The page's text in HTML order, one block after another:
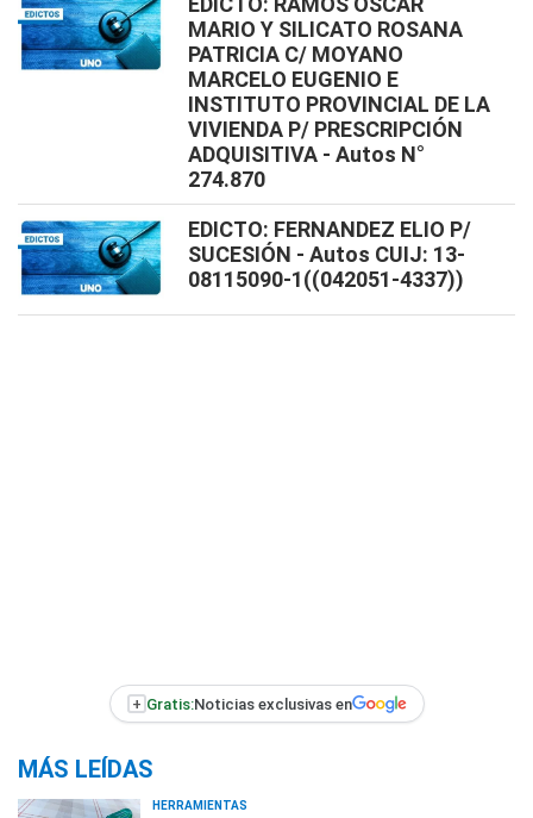
MARIO Y SILICATO ROSANA
PATRICIA C/ MOYANO
MARCELO EUGENIO E
INSTITUTO PROVINCIAL DE LA
VIVIENDA P/ PRESCRIPCIÓN
ADQUISITIVA - Autos N°
274.870
EDICTO: FERNANDEZ ELIO P/
SUCESIÓN - Autos CUIJ: 13-
08115090-1((042051-4337))
+ Gratis:Noticias exclusivas en
MÁS LEÍDAS
HERRAMIENTAS